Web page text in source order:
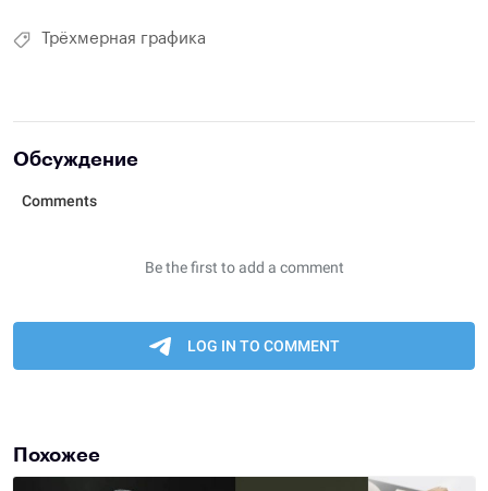
Трёхмерная графика
Обсуждение
Похожее